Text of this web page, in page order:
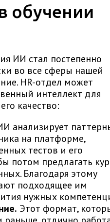
обучении
ИИ стал постепенно
во все сферы нашей
HR-отдел может
интеллект для
качество:
анализирует
на платформе,
тестов и его
потом предлагать
Благодаря этому
подходящее им
нужных
Этот формат,